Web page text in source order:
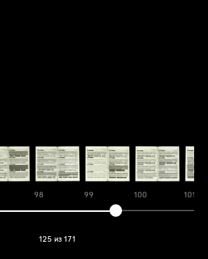
98 99 100 101
125 из 171